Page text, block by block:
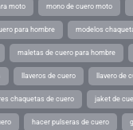
moto mono de cuero moto
para hombre modelos
maletas de cuero para hombre
llaveros de cuero llavero de
chaquetas de cuero jaket de
hacer pulseras de cuero